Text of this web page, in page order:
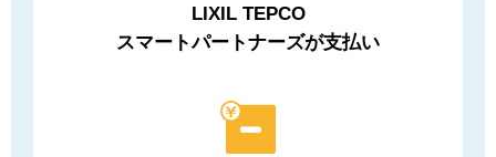
LIXIL TEPCO
スマートパートナーズが支払い